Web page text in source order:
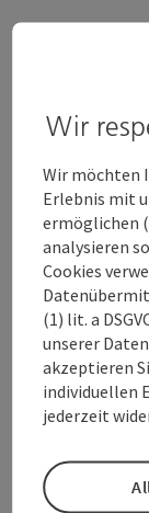
und Alt eine
stilecht
ausgestattet
gespenstische
und heute und
seinen Bann.
In einer
Nachtwächter
Rundgang in
Nachtwächter
ein großes
Touren niemals
Tickets und
Wir
Wir möchten
Erlebnis mit
ermöglichen
analysieren
Cookies
(1) lit. a
unserer
akzeptieren
individuellen
jederzeit